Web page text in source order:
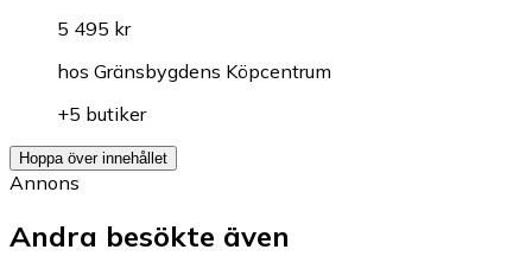
5 495 kr
hos Gränsbygdens Köpcentrum
+5 butiker
Hoppa över innehållet
Annons
Andra besökte även